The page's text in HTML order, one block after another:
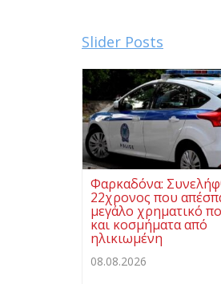
Slider Posts
Φαρκαδόνα:
22χρονος που
μεγάλο χρηματικό
και κοσμήματα από
ηλικιωμένη
08.08.2026